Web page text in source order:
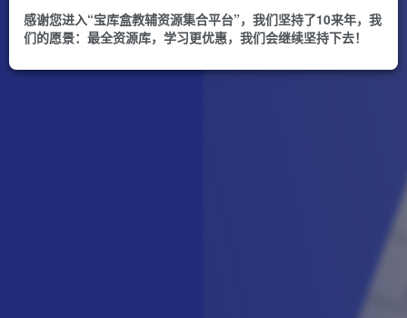
感谢您进入“宝库盒教辅资源集合平台”，我们坚持了10来年，我
们的愿景：最全资源库，学习更优惠，我们会继续坚持下去！